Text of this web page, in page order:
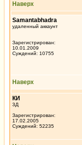
Наверх
Samantabhadra
удаленный аккаунт
Зарегистрирован:
10.01.2009
Суждений: 10755
Наверх
КИ
3Д
Зарегистрирован:
17.02.2005
Суждений: 52235